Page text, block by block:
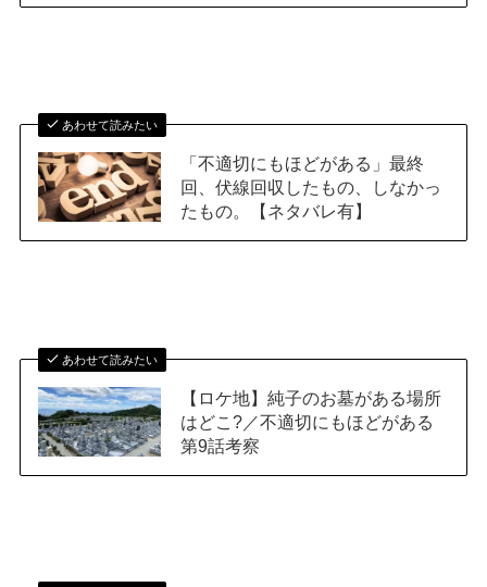
あわせて読みたい
「不適切にもほどがある」最終
回、伏線回収したもの、しなかっ
たもの。【ネタバレ有】
あわせて読みたい
【ロケ地】純子のお墓がある場所
はどこ?／不適切にもほどがある
第9話考察